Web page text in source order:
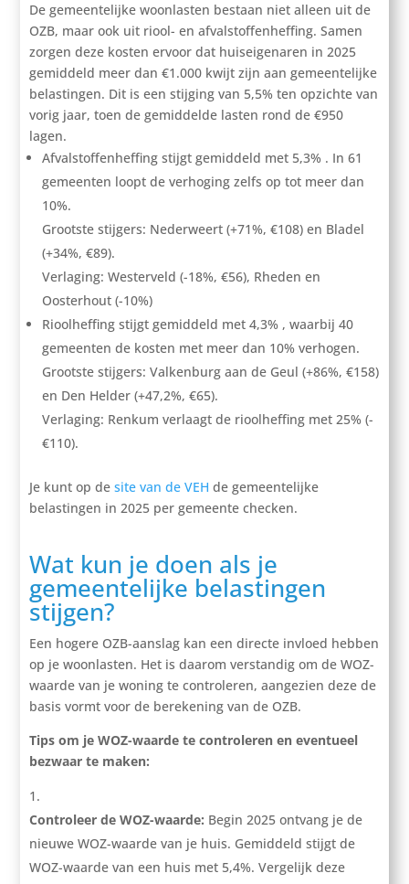
De gemeentelijke woonlasten bestaan niet alleen uit de
OZB, maar ook uit riool- en afvalstoffenheffing. Samen
zorgen deze kosten ervoor dat huiseigenaren in 2025
gemiddeld meer dan €1.000 kwijt zijn aan gemeentelijke
belastingen. Dit is een stijging van 5,5% ten opzichte van
vorig jaar, toen de gemiddelde lasten rond de €950
lagen.
Afvalstoffenheffing stijgt gemiddeld met 5,3% . In 61
gemeenten loopt de verhoging zelfs op tot meer dan
10%.
Grootste stijgers: Nederweert (+71%, €108) en Bladel
(+34%, €89).
Verlaging: Westerveld (-18%, €56), Rheden en
Oosterhout (-10%)
Rioolheffing stijgt gemiddeld met 4,3% , waarbij 40
gemeenten de kosten met meer dan 10% verhogen.
Grootste stijgers: Valkenburg aan de Geul (+86%, €158)
en Den Helder (+47,2%, €65).
Verlaging: Renkum verlaagt de rioolheffing met 25% (-
€110).
Je kunt op desite van de VEH de gemeentelijke
belastingen in 2025 per gemeente checken.
Wat kun je doen als je
gemeentelijke belastingen
stijgen?
Een hogere OZB-aanslag kan een directe invloed hebben
op je woonlasten. Het is daarom verstandig om de WOZ-
waarde van je woning te controleren, aangezien deze de
basis vormt voor de berekening van de OZB.
Tips om je WOZ-waarde te controleren en eventueel
bezwaar te maken:
Controleer de WOZ-waarde: Begin 2025 ontvang je de
nieuwe WOZ-waarde van je huis. Gemiddeld stijgt de
WOZ-waarde van een huis met 5,4%. Vergelijk deze